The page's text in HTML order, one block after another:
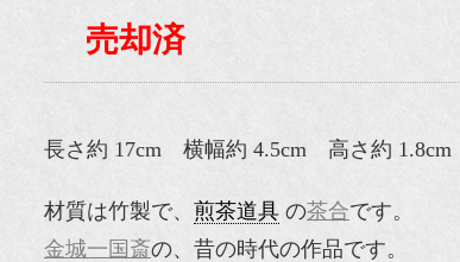
売却済
長さ約 17cm 横幅約 4.5cm 高さ約 1.8cm
材質は竹製で、 煎茶道具 の茶合です。
金城一国斎の、昔の時代の作品です。